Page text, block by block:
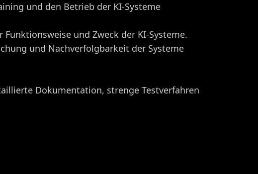
und den Betrieb der KI-Systeme
und Zweck der KI-Systeme.
und Nachverfolgbarkeit der Systeme
Dokumentation, strenge Testverfahren